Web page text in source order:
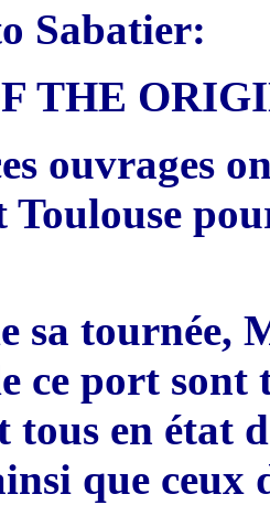
Sabatier:
THE
ouvrages
Toulouse
sa tournée,
ce port sont
tous en état
que ceux